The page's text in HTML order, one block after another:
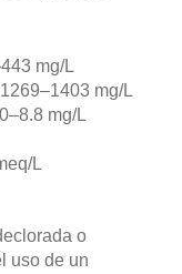
mg/L
mg/L
mg/L
L
o
uso de un